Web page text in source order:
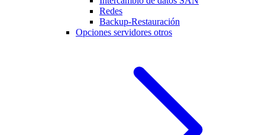
Redes
Backup-Restauración
Opciones servidores otros